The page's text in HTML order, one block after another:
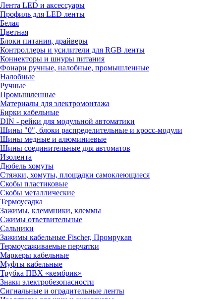
Лента LED и аксессуары
Профиль для LED ленты
Белая
Цветная
Блоки питания, драйверы
Контроллеры и усилители для RGB ленты
Коннекторы и шнуры питания
Фонари ручные, налобные, промышленные
Налобные
Ручные
Промышленные
Материалы для электромонтажа
Бирки кабельные
DIN - рейки для модульной автоматики
Шины "0", блоки распределительные и кросс-модули
Шины медные и алюминиевые
Шины соединительные для автоматов
Изолента
Дюбель хомуты
Стяжки, хомуты, площадки самоклеющиеся
Скобы пластиковые
Скобы металлические
Термоусадка
Зажимы, клеммники, клеммы
Сжимы ответвительные
Сальники
Зажимы кабельные Fischer, Промрукав
Термоусаживаемые перчатки
Маркеры кабельные
Муфты кабельные
Трубка ПВХ «кембрик»
Знаки электробезопасности
Сигнальные и оградительные ленты